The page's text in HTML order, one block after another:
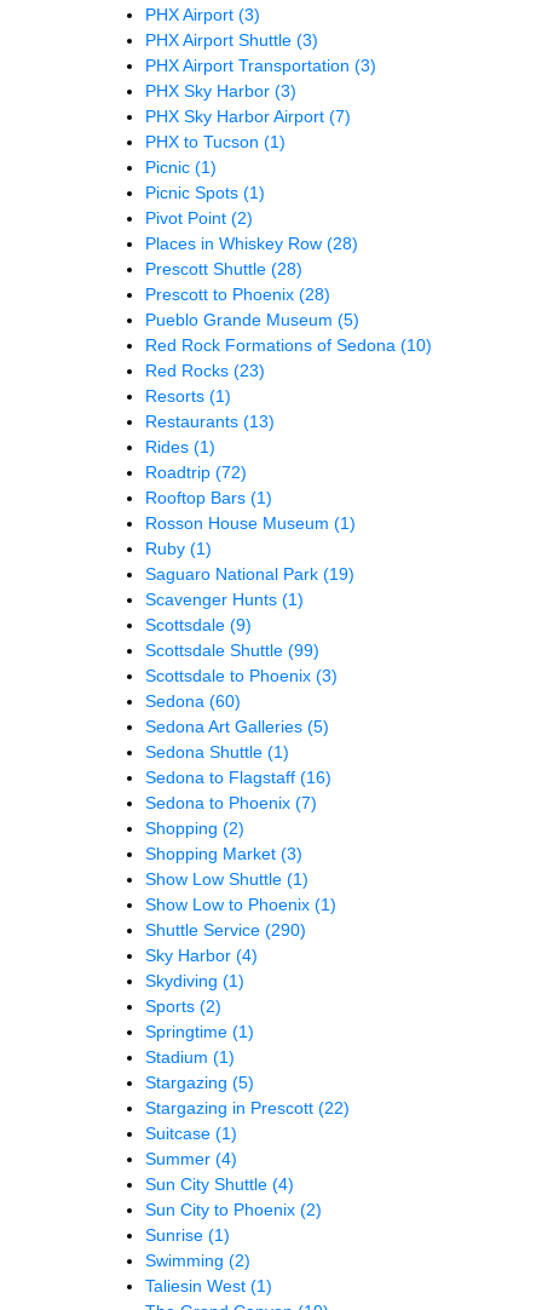
PHX Airport (3)
PHX Airport Shuttle (3)
PHX Airport Transportation (3)
PHX Sky Harbor (3)
PHX Sky Harbor Airport (7)
PHX to Tucson (1)
Picnic (1)
Picnic Spots (1)
Pivot Point (2)
Places in Whiskey Row (28)
Prescott Shuttle (28)
Prescott to Phoenix (28)
Pueblo Grande Museum (5)
Red Rock Formations of Sedona (10)
Red Rocks (23)
Resorts (1)
Restaurants (13)
Rides (1)
Roadtrip (72)
Rooftop Bars (1)
Rosson House Museum (1)
Ruby (1)
Saguaro National Park (19)
Scavenger Hunts (1)
Scottsdale (9)
Scottsdale Shuttle (99)
Scottsdale to Phoenix (3)
Sedona (60)
Sedona Art Galleries (5)
Sedona Shuttle (1)
Sedona to Flagstaff (16)
Sedona to Phoenix (7)
Shopping (2)
Shopping Market (3)
Show Low Shuttle (1)
Show Low to Phoenix (1)
Shuttle Service (290)
Sky Harbor (4)
Skydiving (1)
Sports (2)
Springtime (1)
Stadium (1)
Stargazing (5)
Stargazing in Prescott (22)
Suitcase (1)
Summer (4)
Sun City Shuttle (4)
Sun City to Phoenix (2)
Sunrise (1)
Swimming (2)
Taliesin West (1)